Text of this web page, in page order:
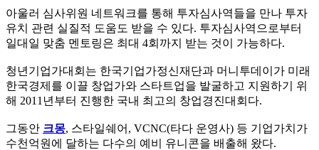
아울러 심사위원 네트워크를 통해 투자심사역들을 만나 투자
유치 관련 실질적 도움도 받을 수 있다. 투자심사역으로부터
일대일 맞춤 멘토링은 최대 4회까지 받는 것이 가능하다.
청년기업가대회는 한국기업가정신재단과 머니투데이가 미래
한국경제를 이끌 창업가와 스타트업을 발굴하고 지원하기 위
해 2011년부터 진행한 국내 최고의 창업경진대회다.
그동안 크몽, 스타일쉐어, VCNC(타다 운영사) 등 기업가치가
수천억원에 달하는 다수의 예비 유니콘을 배출해 왔다.